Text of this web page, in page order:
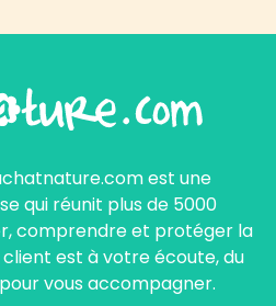
est une
qui réunit plus de 5000
comprendre et protéger la
est à votre écoute, du
vous accompagner.